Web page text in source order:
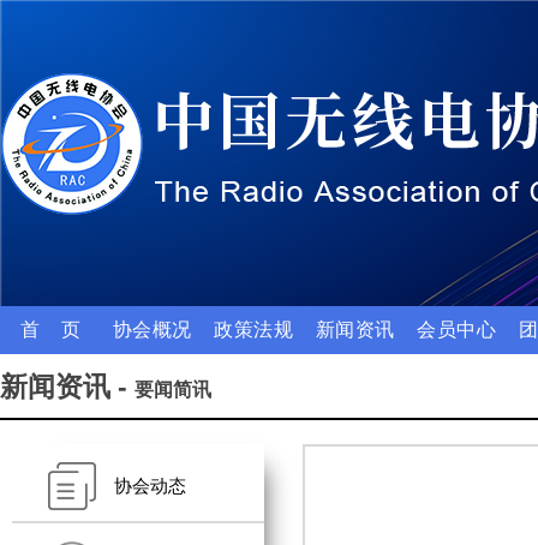
首 页 协会概况 政策法规 新闻资讯 会员中心
新闻资讯 - 要闻简讯
协会动态